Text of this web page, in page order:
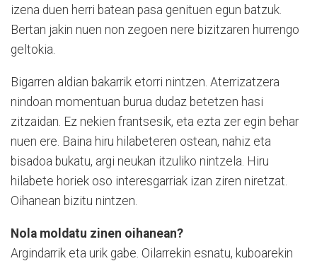
izena duen herri batean pasa genituen egun batzuk.
Bertan jakin nuen non zegoen nere bizitzaren hurrengo
geltokia.
Bigarren aldian bakarrik etorri nintzen. Aterrizatzera
nindoan mo­mentuan burua dudaz bete­tzen hasi
zitzaidan. Ez nekien frantsesik, eta ezta zer egin behar
nuen ere. Baina hiru hilabeteren ostean, nahiz eta
bisadoa bukatu, argi neukan itzuliko nin­tzela. Hiru
hilabete horiek oso interesgarriak izan ziren niretzat.
Oihanean bizitu nintzen.
Nola moldatu zinen oihanean?
Argindarrik eta urik gabe. Oilarrekin esnatu, kuboarekin